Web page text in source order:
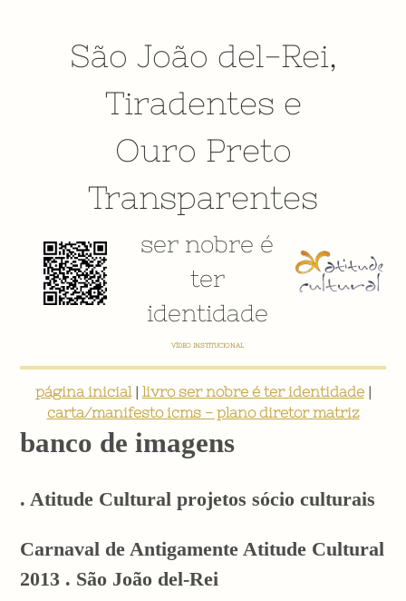
São João del-Rei,
Tiradentes e
Ouro Preto
Transparentes
ser nobre é
ter
identidade
E-BOOK: "SER NOBRE É TER IDENTIDADE: INVENTÁRIO DIGITAL PARTICIPATIVO SOBRE O PATRIMÔNIO
página inicial| livro ser nobre é ter identidade|
carta/manifesto icms - plano diretor matriz
banco de imagens
. Atitude Cultural projetos sócio culturais
Carnaval de Antigamente Atitude Cultural
2013 . São João del-Rei